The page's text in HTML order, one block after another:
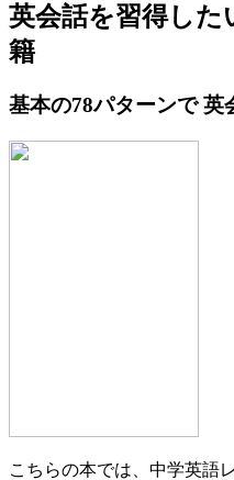
英会話を習得し
籍
基本の78パターンで 英
こちらの本では、中学英語